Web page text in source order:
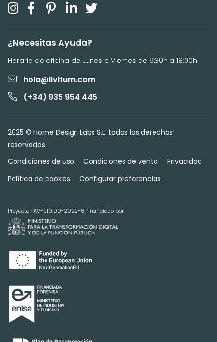
¿Necesitas Ayuda?
Horario de oficina de Lunes a Viernes de 9:30h a 18:00h
hola@livitum.com
(+34) 935 954 445
2025 © Home Design Labs S.L. todos los derechos
reservados
Condiciones de uso
Condiciones de venta
Privacidad
Política de cookies
Configurar preferencias
Proyecto FAV-010100-2022-6 financiado por: